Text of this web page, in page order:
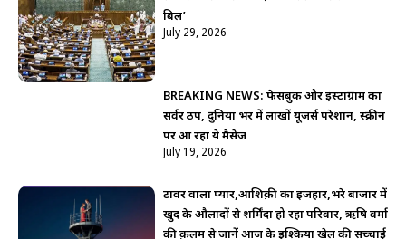
बिल’
July 29, 2026
BREAKING NEWS: फेसबुक और इंस्टाग्राम का
सर्वर ठप, दुनिया भर में लाखों यूजर्स परेशान, स्क्रीन
पर आ रहा ये मैसेज
July 19, 2026
टावर वाला प्यार,आशिक़ी का इजहार,भरे बाजार में
खुद के औलादों से शर्मिंदा हो रहा परिवार, ऋषि वर्मा
की क़लम से जानें आज के इश्किया खेल की सच्चाई